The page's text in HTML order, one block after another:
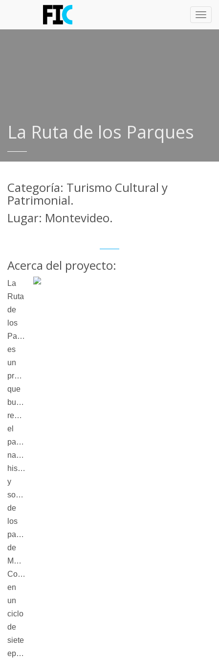
La Ruta de los Parques
Categoría: Turismo Cultural y
Patrimonial.
Lugar: Montevideo.
Acerca del proyecto:
La
Ruta
de
los
Parques
es
un
proyecto
que
busca
revalorizar
el
patrimonio
natural,
histórico
y
social
de
los
parques
de
Montevideo.
Consiste
en
un
ciclo
de
siete
episodios